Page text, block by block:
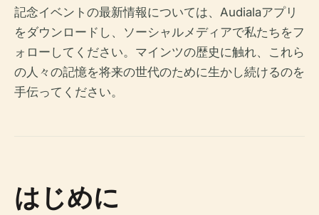
記念イベントの最新情報については、Audialaアプリ
をダウンロードし、ソーシャルメディアで私たちをフ
ォローしてください。マインツの歴史に触れ、これら
の人々の記憶を将来の世代のために生かし続けるのを
手伝ってください。
はじめに